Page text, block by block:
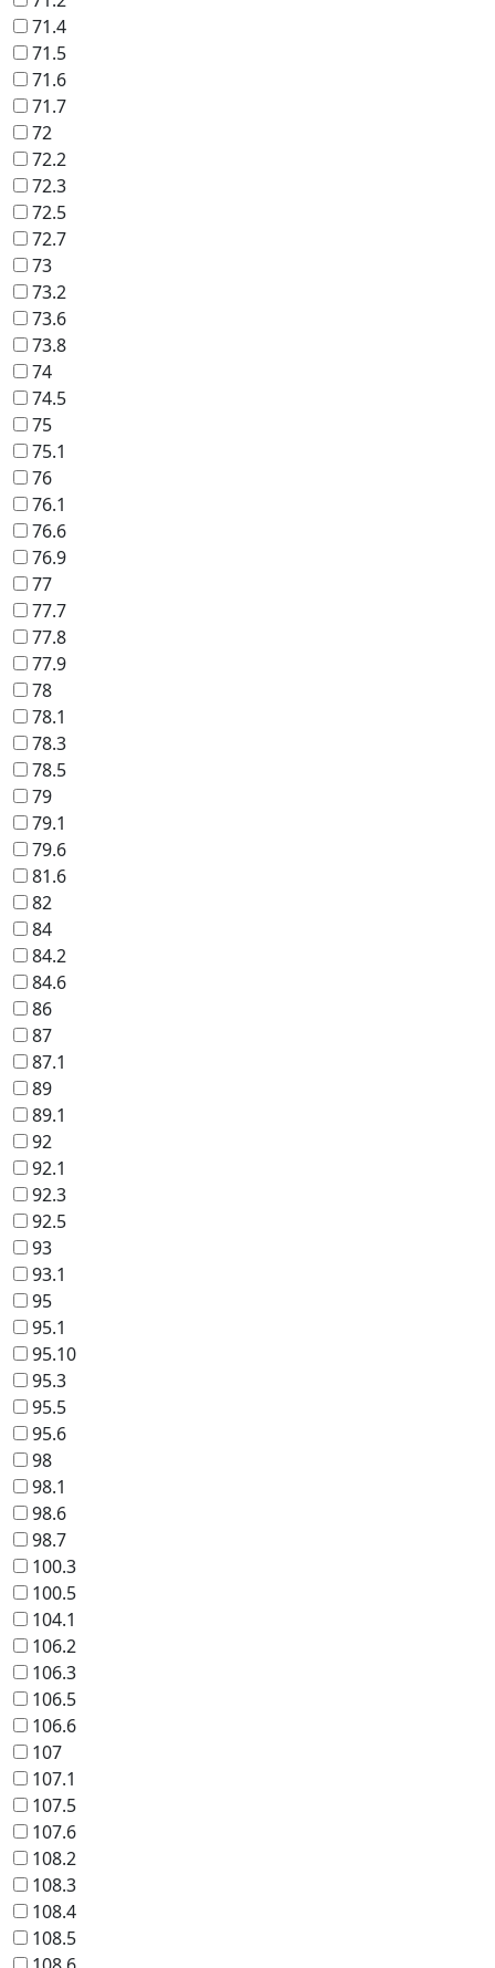
71.4
71.5
71.6
71.7
72
72.2
72.3
72.5
72.7
73
73.2
73.6
73.8
74
74.5
75
75.1
76
76.1
76.6
76.9
77
77.7
77.8
77.9
78
78.1
78.3
78.5
79
79.1
79.6
81.6
82
84
84.2
84.6
86
87
87.1
89
89.1
92
92.1
92.3
92.5
93
93.1
95
95.1
95.10
95.3
95.5
95.6
98
98.1
98.6
98.7
100.3
100.5
104.1
106.2
106.3
106.5
106.6
107
107.1
107.5
107.6
108.2
108.3
108.4
108.5